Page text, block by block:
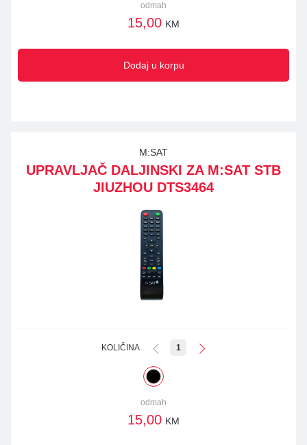
odmah
15,00 KM
Dodaj u korpu
M:SAT
UPRAVLJAČ DALJINSKI ZA M:SAT STB
JIUZHOU DTS3464
KOLIČINA 1
odmah
15,00 KM